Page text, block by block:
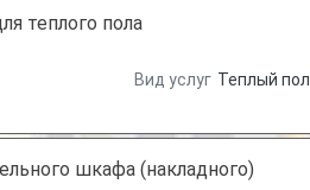
теплого пола
Вид услуг Теплый пол
шкафа (накладного)